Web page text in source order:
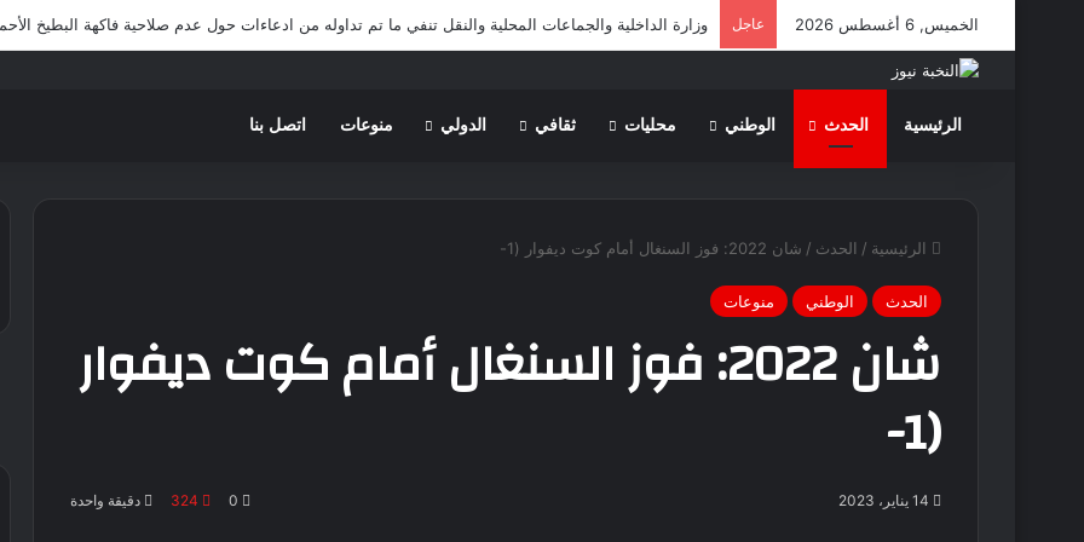
الخميس, 6 أغسطس 2026 عاجل وزارة الداخلية والجماعات المحلية والنقل تنفي ما تم تداوله من ادعاءات حول عدم صلاحية فاكهة البطيخ
الرئيسية الحدث الوطني محليات ثقافي الدولي منوعات اتصل بنا
الرئيسية / الحدث / شان 2022: فوز السنغال أمام كوت ديفوار (1-
الحدث الوطني منوعات
شان 2022: فوز السنغال أمام كوت ديفوار
(1-
14 يناير، 2023 0
324 دقيقة واحدة